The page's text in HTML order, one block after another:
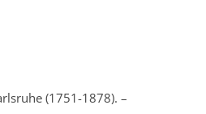
(1751-1878). –